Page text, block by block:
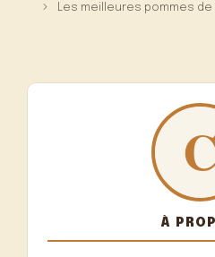
Les meilleures pommes
À